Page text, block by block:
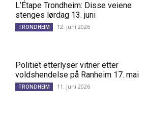
L’Étape Trondheim: Disse veiene
stenges lørdag 13. juni
TRONDHEIM 12. juni 2026
Politiet etterlyser vitner etter
voldshendelse på Ranheim 17. mai
TRONDHEIM 11. juni 2026